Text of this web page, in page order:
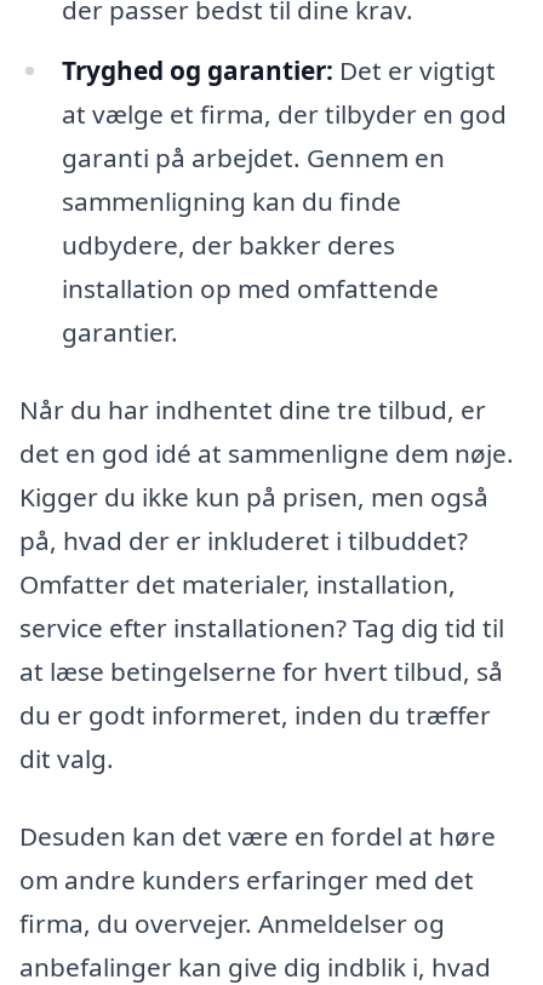
der passer bedst til dine krav.
Tryghed og garantier: Det er vigtigt
at vælge et firma, der tilbyder en god
garanti på arbejdet. Gennem en
sammenligning kan du finde
udbydere, der bakker deres
installation op med omfattende
garantier.
Når du har indhentet dine tre tilbud, er
det en god idé at sammenligne dem nøje.
Kigger du ikke kun på prisen, men også
på, hvad der er inkluderet i tilbuddet?
Omfatter det materialer, installation,
service efter installationen? Tag dig tid til
at læse betingelserne for hvert tilbud, så
du er godt informeret, inden du træffer
dit valg.
Desuden kan det være en fordel at høre
om andre kunders erfaringer med det
firma, du overvejer. Anmeldelser og
anbefalinger kan give dig indblik i, hvad